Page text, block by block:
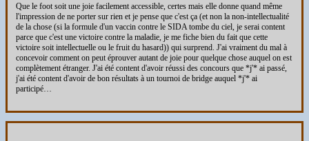
Que le foot soit une joie facilement accessible, certes mais elle donne quand même
l'impression de ne porter sur rien et je pense que c'est ça (et non la non-intellectualité
de la chose (si la formule d'un vaccin contre le SIDA tombe du ciel, je serai content
parce que c'est une victoire contre la maladie, je me fiche bien du fait que cette
victoire soit intellectuelle ou le fruit du hasard)) qui surprend. J'ai vraiment du mal à
concevoir comment on peut éprouver autant de joie pour quelque chose auquel on est
complètement étranger. J'ai été content d'avoir réussi des concours que *j'* ai passé,
j'ai été content d'avoir de bon résultats à un tournoi de bridge auquel *j'* ai
participé…